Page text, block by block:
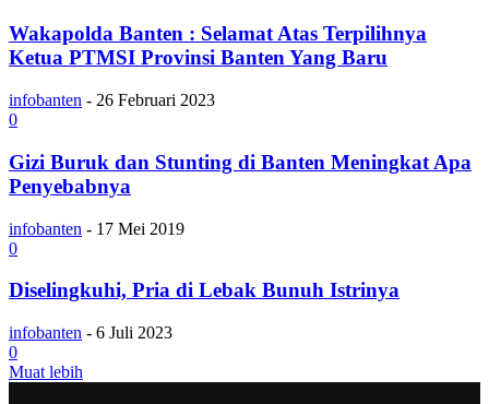
Wakapolda Banten : Selamat Atas Terpilihnya
Ketua PTMSI Provinsi Banten Yang Baru
infobanten - 26 Februari 2023
0
Gizi Buruk dan Stunting di Banten Meningkat Apa
Penyebabnya
infobanten - 17 Mei 2019
0
Diselingkuhi, Pria di Lebak Bunuh Istrinya
infobanten - 6 Juli 2023
0
Muat lebih